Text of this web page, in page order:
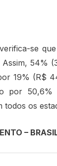
se
54%
19% (R$
por
todos os
–